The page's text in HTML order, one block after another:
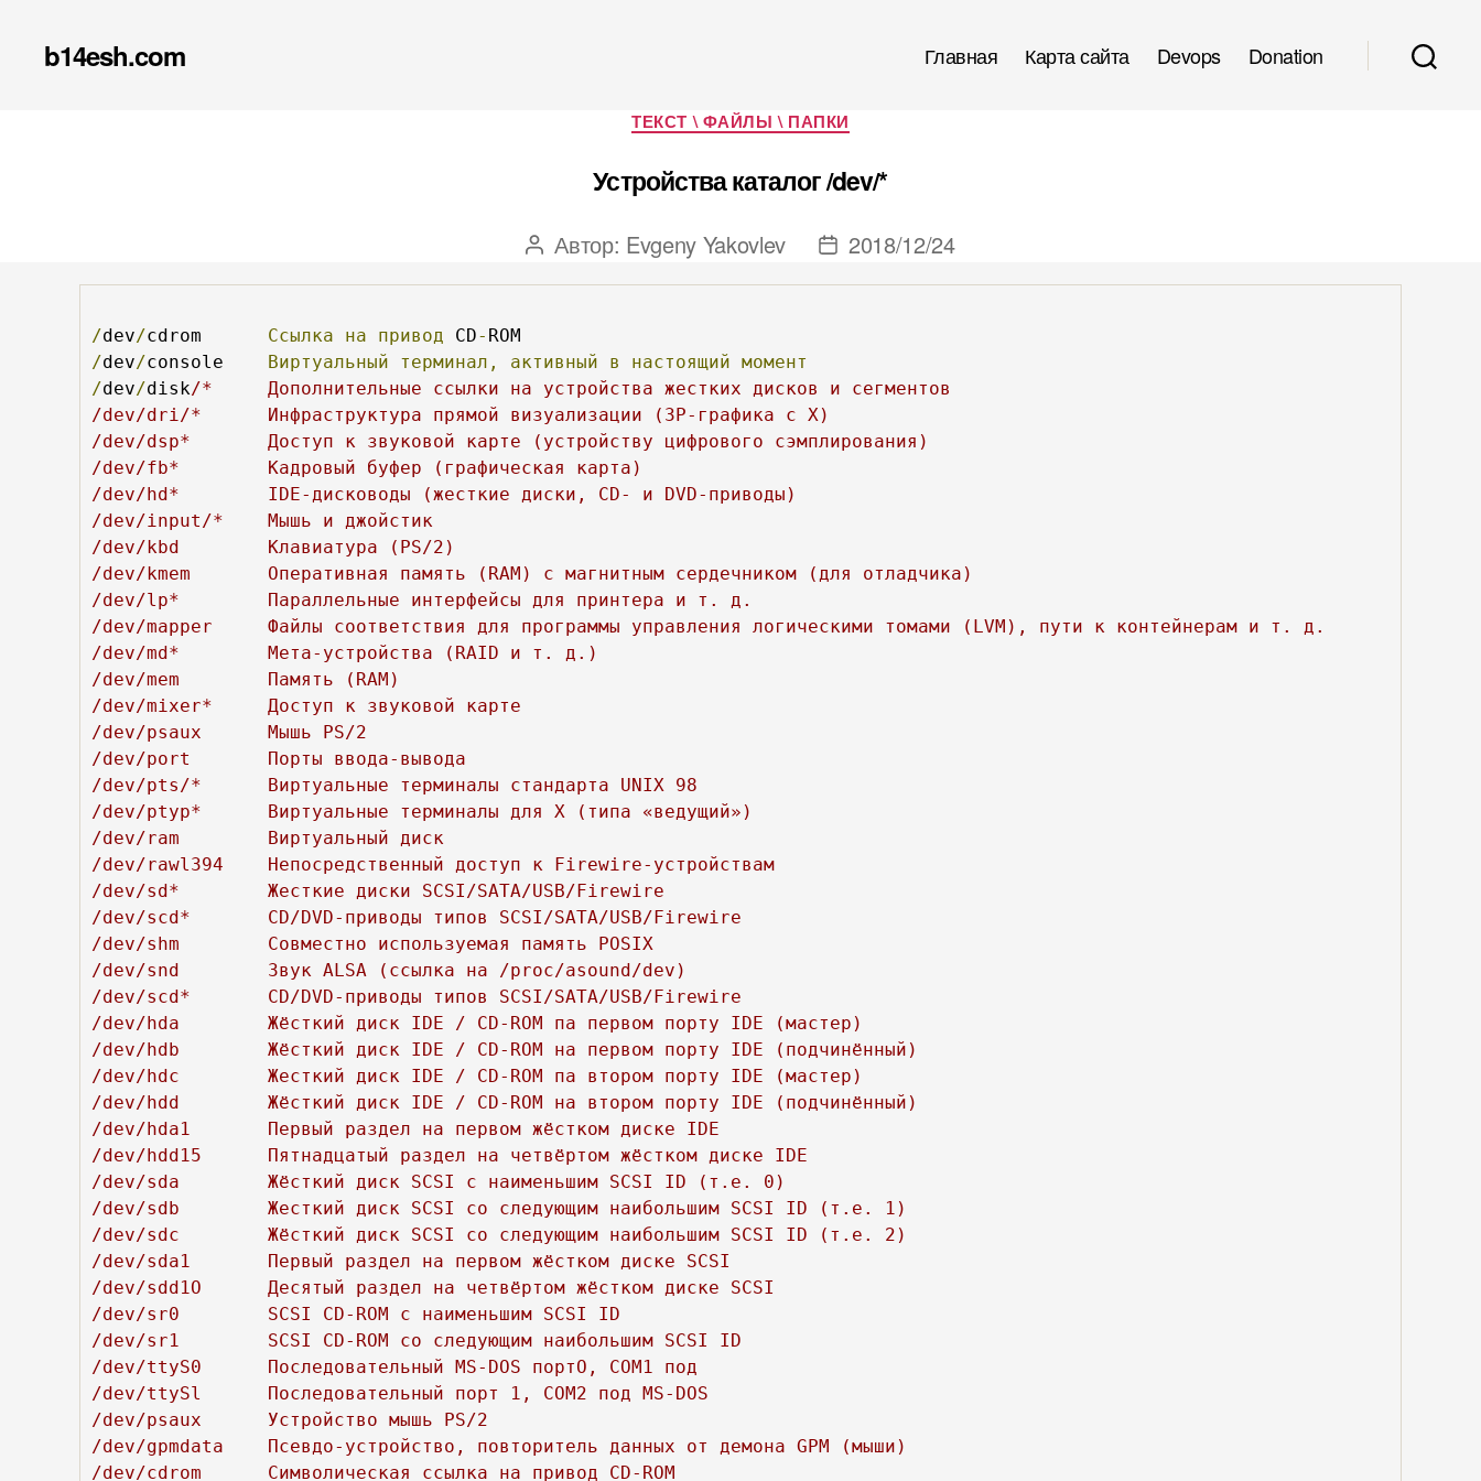
b14esh.com Главная Карта сайта Devops
Donation
Рубрики
ТЕКСТ \ ФАЙЛЫ \ ПАПКИ
Устройства каталог /dev/*
Автор
записи
Автор: Evgeny Yakovlev
Дата
записи
2018/12/24
/dev/ Ссылка на привод CD-
/dev/ Виртуальный терминал, активный в настоящий момент
/dev/disk/*	Дополнительные ссылки на устройства жестких дисков и сегментов
/dev/dri/*	Инфраструктура прямой визуализации (ЗР-графика с X)
/dev/dsp*	Доступ к звуковой карте (устройству цифрового сэмплирования)
/dev/fb*	Кадровый буфер (графическая карта)
/dev/hd*	IDE-дисководы (жесткие диски, CD- и DVD-приводы)
/dev/input/*	Мышь и джойстик
/dev/kbd	Клавиатура (PS/2)
/dev/kmem	Оперативная память (RAM) с магнитным сердечником (для отладчика)
/dev/lp*	Параллельные интерфейсы для принтера и т. д.
/dev/mapper	Файлы соответствия для программы управления логическими томами (LVM), пути к контейнерам и т. д.
/dev/md*	Мета-устройства (RAID и т. д.)
/dev/mem	Память (RAM)
/dev/mixer*	Доступ к звуковой карте
/dev/psaux	Мышь PS/2
/dev/port	Порты ввода-вывода
/dev/pts/*	Виртуальные терминалы стандарта UNIX 98
/dev/ptyp*	Виртуальные терминалы для X (типа «ведущий»)
/dev/ram	Виртуальный диск
/dev/rawl394	Непосредственный доступ к Firewire-устройствам
/dev/sd*	Жесткие диски SCSI/SATA/USB/Firewire
/dev/scd*	CD/DVD-приводы типов SCSI/SATA/USB/Firewire
/dev/shm	Совместно используемая память POSIX
/dev/snd	Звук ALSA (ссылка на /proc/asound/dev)
/dev/scd*	CD/DVD-приводы типов SCSI/SATA/USB/Firewire
/dev/hda	Жёсткий диск IDE / CD-ROM па первом порту IDE (мастер)
/dev/hdb	Жёсткий диск IDE / CD-ROM на первом порту IDE (подчинённый)
/dev/hdc	Жесткий диск IDE / CD-ROM па втором порту IDE (мастер)
/dev/hdd	Жёсткий диск IDE / CD-ROM на втором порту IDE (подчинённый)
/dev/hda1	Первый раздел на первом жёстком диске IDE
/dev/hdd15	Пятнадцатый раздел на четвёртом жёстком диске IDE
/dev/sda	Жёсткий диск SCSI с наименьшим SCSI ID (т.е. 0)
/dev/sdb	Жесткий диск SCSI со следующим наибольшим SCSI ID (т.е. 1)
/dev/sdc	Жёсткий диск SCSI со следующим наибольшим SCSI ID (т.е. 2)
/dev/sda1	Первый раздел на первом жёстком диске SCSI
/dev/sdd1O	Десятый раздел на четвёртом жёстком диске SCSI
/dev/sr0        SCSI CD-ROM с наименьшим SCSI ID
/dev/sr1        SCSI CD-ROM со следующим наибольшим SCSI ID
/dev/ttyS0      Последовательный MS-DOS портО, СОМ1 под
/dev/ttySl	Последовательный порт 1, COM2 под MS-DOS
/dev/psaux	Устройство мышь PS/2
/dev/gpmdata	Псевдо-устройство, повторитель данных от демона GPM (мыши)
/dev/cdrom	Символическая ссылка на привод CD-ROM